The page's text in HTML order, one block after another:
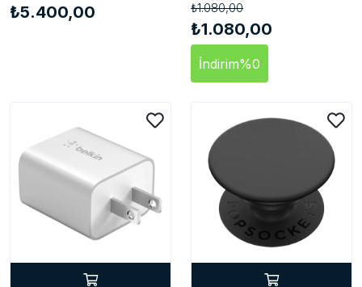
₺5.400,00 ₺1.080,00
₺1.080,00
İndirim%0